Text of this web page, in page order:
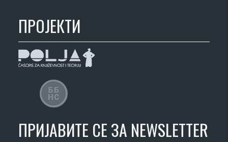
ПРОЈЕКТИ
ПРИЈАВИТЕ СЕ ЗА NEWSLETTER